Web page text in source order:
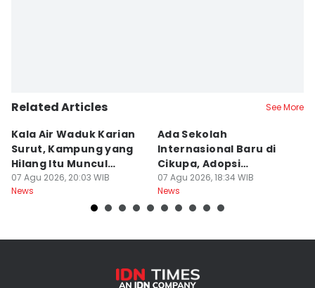
Related Articles See More
Kala Air Waduk Karian
Surut, Kampung yang
Hilang Itu Muncul
Kembali
07 Agu 2026, 20:03 WIB
News
Ada Sekolah
Internasional Baru di
Cikupa, Adopsi
Kurikulum Singapura
07 Agu 2026, 18:34 WIB
News